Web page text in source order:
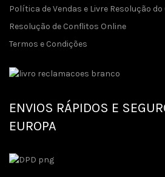
Política de Vendas e Livre Resolução
Resolução de Conflitos Online
Termos e Condições
ENVIOS RÁPIDOS E
EUROPA